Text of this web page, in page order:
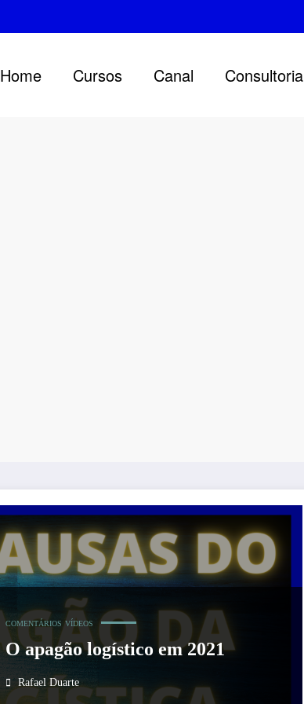
Home Cursos Canal Consultoria
COMENTÁRIOS VÍDEOS
O apagão logístico em 2021
Rafael Duarte